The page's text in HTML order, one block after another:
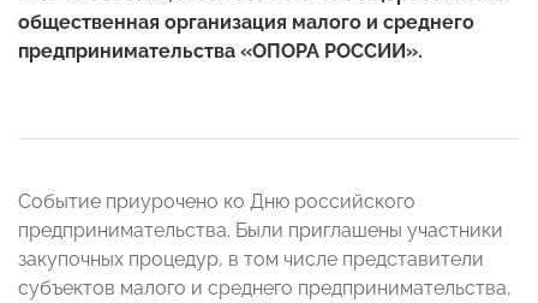
общественная организация малого и среднего
предпринимательства «ОПОРА РОССИИ».
Событие приурочено ко Дню российского
предпринимательства. Были приглашены участники
закупочных процедур, в том числе представители
субъектов малого и среднего предпринимательства,